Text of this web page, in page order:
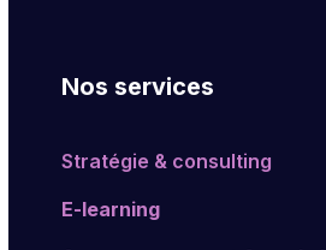
Nos services
Stratégie & consulting
E-learning